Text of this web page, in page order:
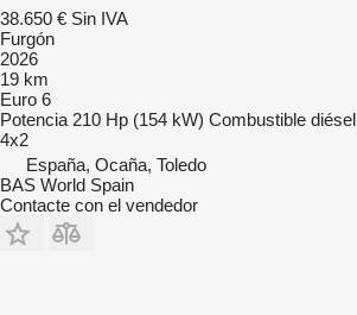
38.650 € Sin IVA
Furgón
2026
19 km
Euro 6
Potencia 210 Hp (154 kW) Combustible diésel
4x2
España, Ocaña, Toledo
BAS World Spain
Contacte con el vendedor